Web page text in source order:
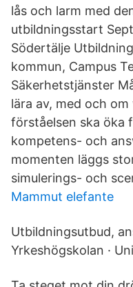
lås och larm med
utbildningsstart
Södertälje
kommun, Campus
Säkerhetstjänster
lära av, med och
förståelsen ska öka
kompetens- och
momenten läggs
simulerings- och
Mammut elefante
Utbildningsutbud,
Yrkeshögskolan ·